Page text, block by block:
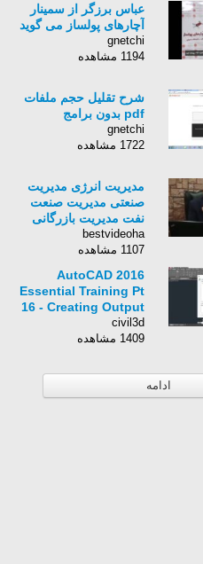
عباس برزگر از سمینار
آچارهای پولساز می گوید
gnetchi
1194 مشاهده
شرح تقليل حجم ملفات
pdf بدون برامج
gnetchi
1722 مشاهده
مدیریت انرژی مدیریت
صنعتی مدیریت صنعت
نفت مدیریت بازرگانی
bestvideoha
1107 مشاهده
AutoCAD 2016
Essential Training Pt
16 - Creating Output
civil3d
1409 مشاهده
ادامه